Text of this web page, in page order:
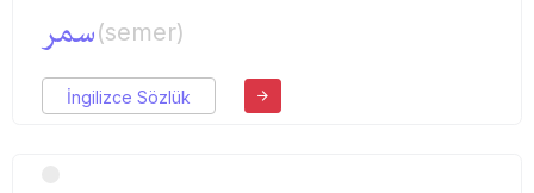
سمر(semer)
İngilizce Sözlük